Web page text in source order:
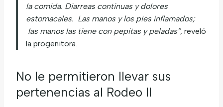
la comida. Diarreas continuas y dolores
estomacales. Las manos y los pies inflamados;
las manos las tiene con pepitas y peladas”, reveló
la progenitora.
No le permitieron llevar sus
pertenencias al Rodeo II